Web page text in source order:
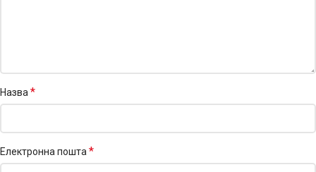
Назва *
Електронна пошта *